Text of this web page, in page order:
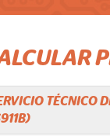
TÉCNICO